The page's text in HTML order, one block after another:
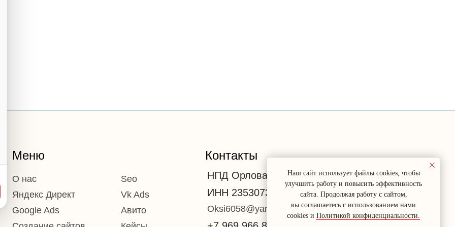
Наш сайт использует файлы cookies, чтобы
улучшить работу и повысить эффективность
сайта. Продолжая работу с сайтом,
вы соглашаетесь с использованием нами
cookies и Политикой конфиденциальности.
Меню
Яндекс Директ
О нас Seo
Google Ads
Vk Ads
Авито
Контакты
Oksi6058@yandex.ru
ИНН 235307303464
НПД Орлова О.М.